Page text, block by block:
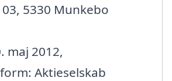
5330 Munkebo
maj 2012,
Aktieselskab